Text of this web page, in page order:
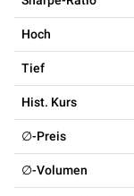
Hoch
Tief
Hist. Kurs
∅-Preis
∅-Volumen